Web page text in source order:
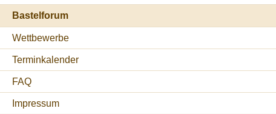
Bastelforum
Wettbewerbe
Terminkalender
FAQ
Impressum